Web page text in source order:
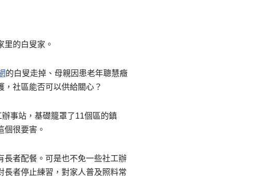
里的白叟家。
的白叟走掉、母親因患老年聰慧癥
社區能否可以供給關心？
事站，基礎籠罩了11個區的鎮
個很要害。
長者配餐。可是也不免一些社工辦
者停止練習，對家人普及照料常